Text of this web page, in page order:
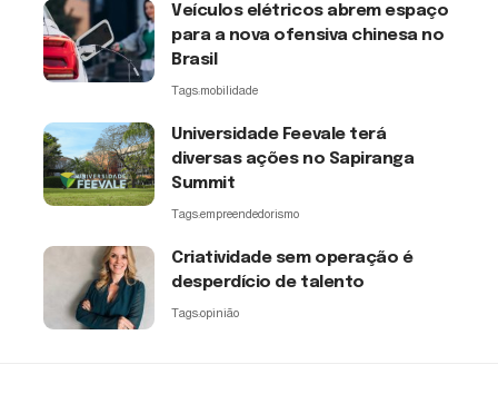
Veículos elétricos abrem espaço
para a nova ofensiva chinesa no
Brasil
Tags:mobilidade
Universidade Feevale terá
diversas ações no Sapiranga
Summit
Tags:empreendedorismo
Criatividade sem operação é
desperdício de talento
Tags:opinião